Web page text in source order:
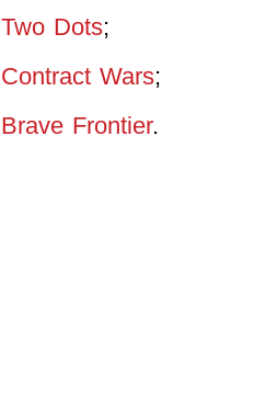
Two Dots;
Contract Wars;
Brave Frontier.